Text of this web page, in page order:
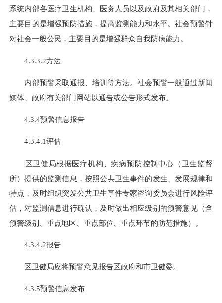
系统内部各医疗卫生机构、医务人员以及政府及其相关部门，
主要目的是增强预防措施，提高监测能力和水平。社会预警针
对社会一般公民，主要目的是增强群众自我防病能力。
4.3.3.2方法
内部预警采取通报、培训等方法。社会预警一般通过新闻
媒体、政府有关部门网站以通告或公告形式发布。
4.3.4预警信息报告
4.3.4.1评估
区卫健局根据医疗机构、疾病预防控制中心（卫生监督
所）提供的监测信息，按照公共卫生事件的发生、发展规律和
特点，及时组织突发公共卫生事件专家咨询委员会进行风险评
估，对监测信息进行确认，及时做出相应级别的预警意见（含
预警级别、重点地区、重点部位、重点环节的防范措施）。
4.3.4.2报告
区卫健局应将预警意见报告区政府和市卫健委。
4.3.5预警信息发布